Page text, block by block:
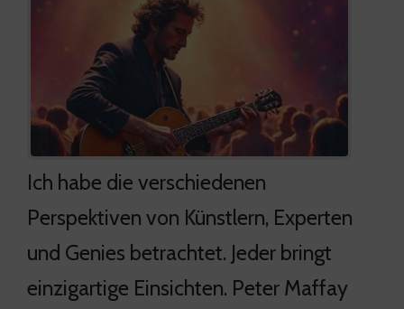
Ich habe die verschiedenen
Perspektiven von Künstlern, Experten
und Genies betrachtet. Jeder bringt
einzigartige Einsichten. Peter Maffay